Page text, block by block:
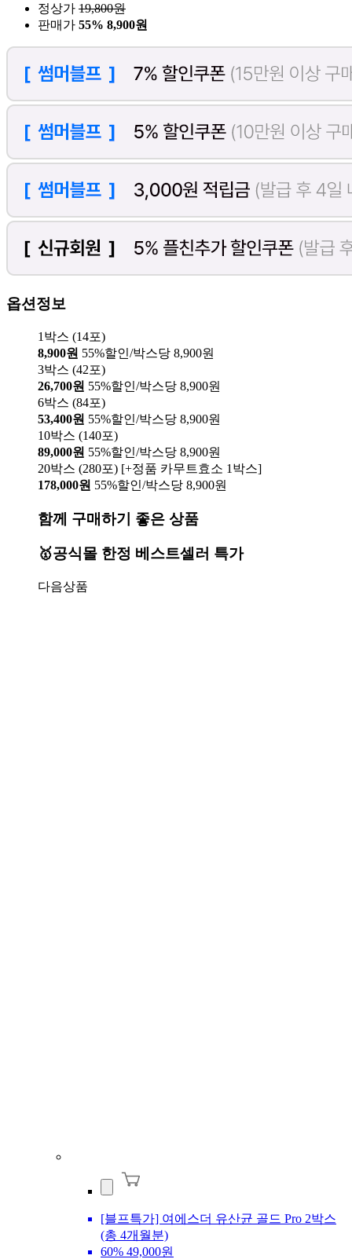
정상가 19,800원
판매가 55% 8,900원
옵션정보
1박스 (14포)
8,900원 55%할인/박스당 8,900원
3박스 (42포)
26,700원 55%할인/박스당 8,900원
6박스 (84포)
53,400원 55%할인/박스당 8,900원
10박스 (140포)
89,000원 55%할인/박스당 8,900원
20박스 (280포) [+정품 카무트효소 1박스]
178,000원 55%할인/박스당 8,900원
함께 구매하기 좋은 상품
🥇공식몰 한정 베스트셀러 특가
다음상품
[블프특가] 여에스더 유산균 골드 Pro 2박스
(총 4개월분)
60% 49,000원